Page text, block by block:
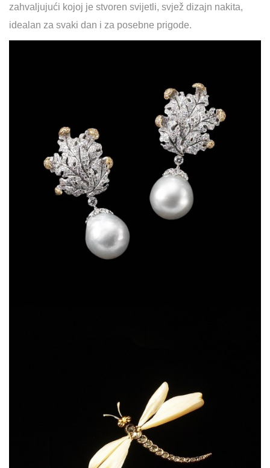
zahvaljujući kojoj je stvoren svijetli, svjež dizajn nakita,
idealan za svaki dan i za posebne prigode.